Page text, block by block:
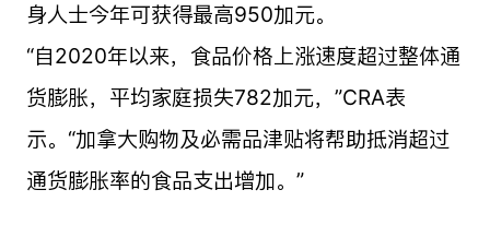
身人士今年可获得最高950加元。
“自2020年以来，食品价格上涨速度超过整体通
货膨胀，平均家庭损失782加元，”CRA表
示。“加拿大购物及必需品津贴将帮助抵消超过
通货膨胀率的食品支出增加。”